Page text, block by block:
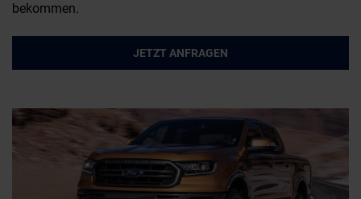
bekommen.
JETZT ANFRAGEN